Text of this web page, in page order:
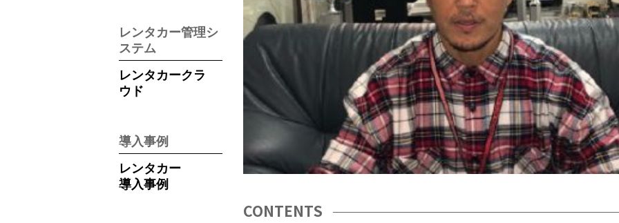
レンタカー管理シ
ステム
レンタカークラ
ウド
導入事例
レンタカー
導入事例
CONTENTS